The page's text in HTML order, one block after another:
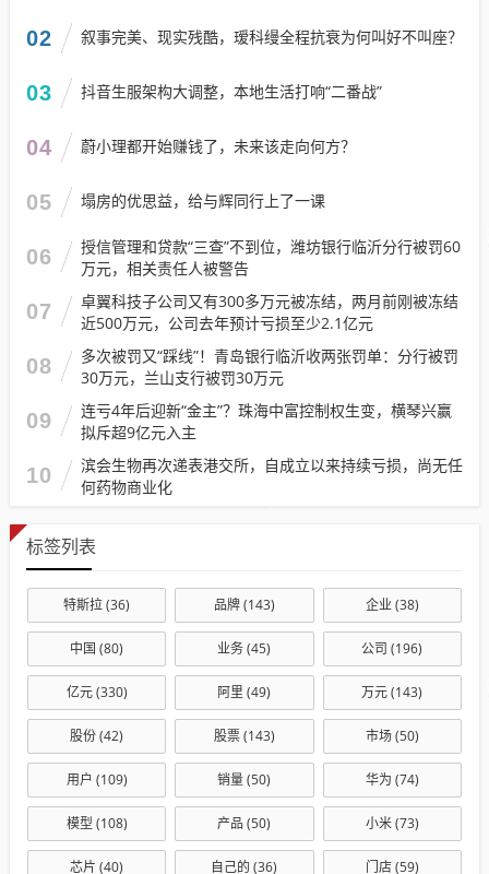
02 叙事完美、现实残酷，瑷科缦全程抗衰为何叫好不叫座？
03 抖音生服架构大调整，本地生活打响“二番战”
04 蔚小理都开始赚钱了，未来该走向何方？
05 塌房的优思益，给与辉同行上了一课
06
授信管理和贷款“三查”不到位，潍坊银行临沂分行被罚60
万元，相关责任人被警告
07
卓翼科技子公司又有300多万元被冻结，两月前刚被冻结
近500万元，公司去年预计亏损至少2.1亿元
08
多次被罚又“踩线”！青岛银行临沂收两张罚单：分行被罚
30万元，兰山支行被罚30万元
09
连亏4年后迎新“金主”？珠海中富控制权生变，横琴兴赢
拟斥超9亿元入主
10
滨会生物再次递表港交所，自成立以来持续亏损，尚无任
何药物商业化
标签列表
特斯拉(36) 品牌(143) 企业(38)
中国 (80) 业务(45) 公司 (196)
亿元(330) 阿里 (49) 万元(143)
股份(42) 股票(143) 市场(50)
用户 (109) 销量(50) 华为 (74)
模型 (108) 产品 (50) 小米(73)
芯片 (40) 自己的 (36) 门店(59)